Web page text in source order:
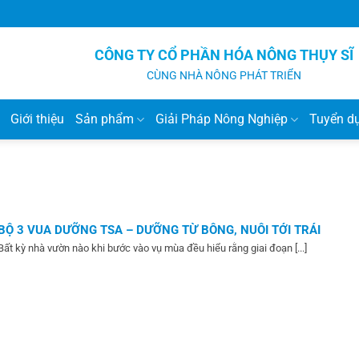
CÔNG TY CỔ PHẦN HÓA NÔNG THỤY SĨ
CÙNG NHÀ NÔNG PHÁT TRIỂN
Giới thiệu Sản phẩm Giải Pháp Nông Nghiệp Tuyển
3 VUA DƯỠNG TSA – DƯỠNG TỪ BÔNG, NUÔI TỚI TRÁI
kỳ nhà vườn nào khi bước vào vụ mùa đều hiểu rằng giai đoạn [...]